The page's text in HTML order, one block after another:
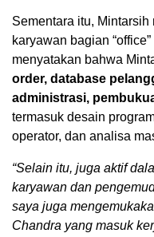
Sementara itu,
karyawan bagian
menyatakan bahwa
order, database
administrasi,
termasuk desain
operator, dan analisa
“Selain itu, juga aktif
karyawan dan
saya juga
Chandra yang masuk